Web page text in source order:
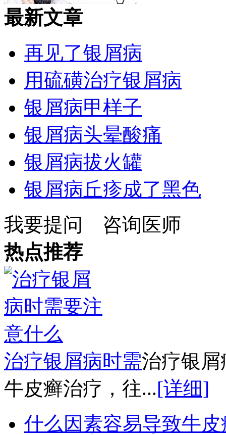
最新文章
再见了银屑病
用硫磺治疗银屑病
银屑病甲样子
银屑病头晕酸痛
银屑病拔火罐
银屑病丘疹成了黑色
我要提问
咨询医师
热点推荐
治疗银屑病时需治疗银
牛皮癣治疗，往...[详细]
什么因素容易导致牛皮